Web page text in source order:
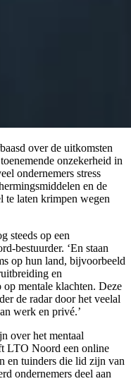
over de uitkomsten
onzekerheid in
ondernemers stress
en de
te laten krimpen wegen
steeds op een
bestuurder. ‘En staan
op hun land, bijvoorbeeld
en
mentale klachten. Deze
de radar door het veelal
werk en privé.’
over het mentaal
LTO Noord een online
en tuinders die lid zijn van
ondernemers deel aan